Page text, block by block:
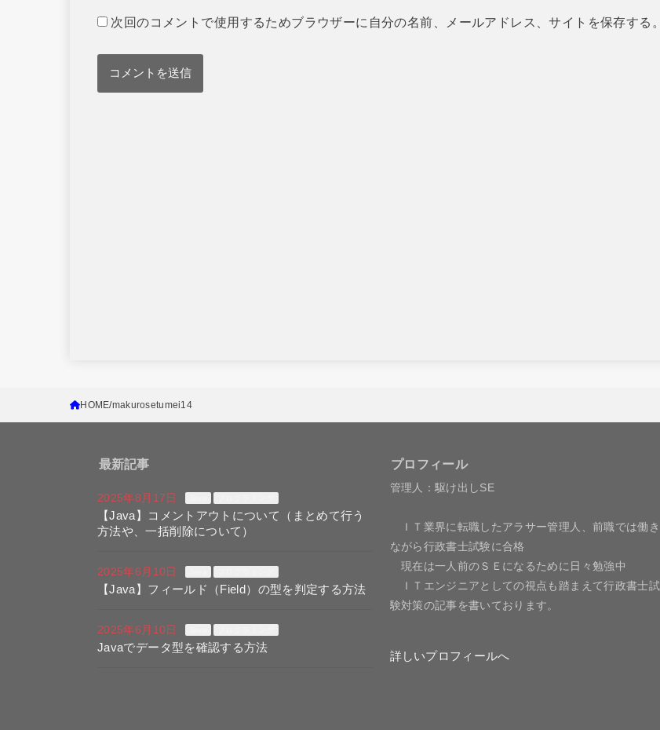
次回のコメントで使用するためブラウザーに自分の名前、メールアドレス、サイトを保存する。
HOME makurosetumei14
最新記事
2025年8月17日
【Java】コメントアウトについて（まとめて行う
方法や、一括削除について）
2025年6月10日
【Java】フィールド（Field）の型を判定する方法
2025年6月10日
Javaでデータ型を確認する方法
プロフィール
管理人：駆け出しSE
ＩＴ業界に転職したアラサー管理人、前職では働き
ながら行政書士試験に合格
現在は一人前のＳＥになるために日々勉強中
ＩＴエンジニアとしての視点も踏まえて行政書士試
験対策の記事を書いております。
詳しいプロフィールへ